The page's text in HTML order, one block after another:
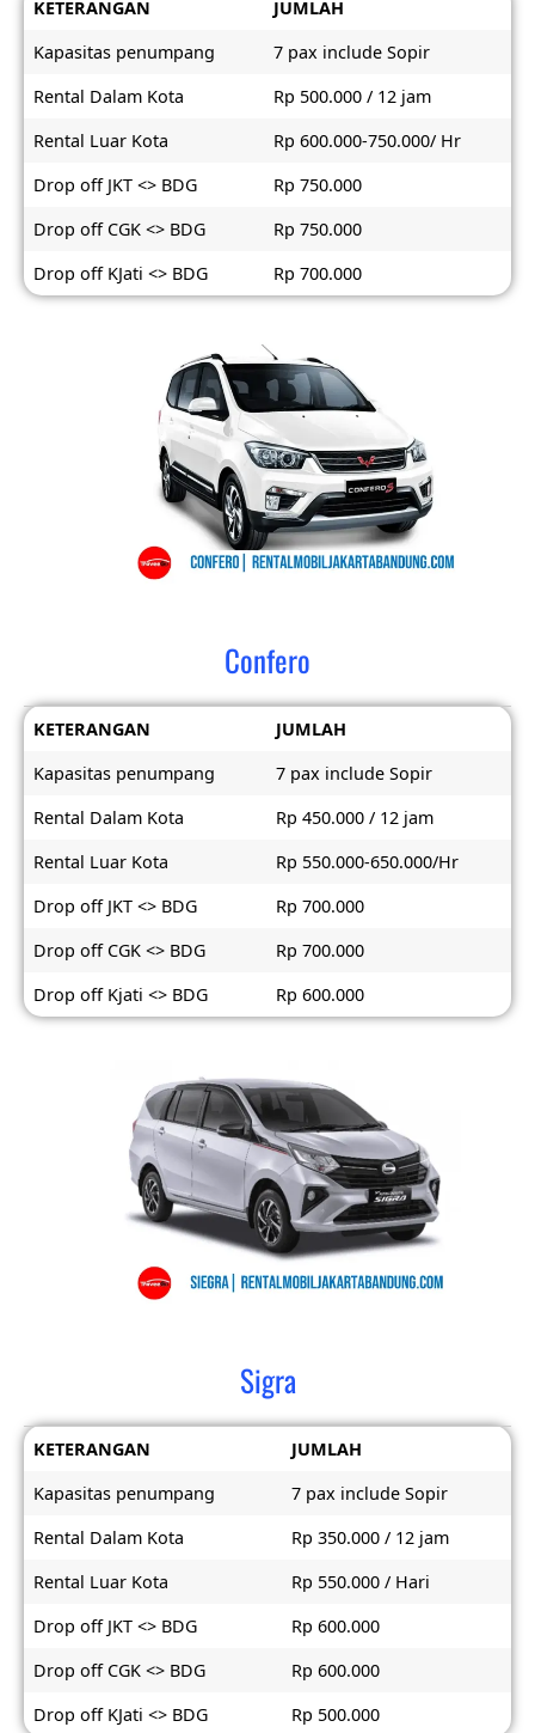
KETERANGAN
JUMLAH
Kapasitas penumpang
7 pax include Sopir
Rental Dalam Kota
Rp 500.000 / 12 jam
Rental Luar Kota
Rp 600.000-750.000/ Hr
Drop off JKT <> BDG
Rp 750.000
Drop off CGK <> BDG
Rp 750.000
Drop off KJati <> BDG
Rp 700.000
Confero
KETERANGAN
JUMLAH
Kapasitas penumpang
7 pax include Sopir
Rental Dalam Kota
Rp 450.000 / 12 jam
Rental Luar Kota
Rp 550.000-650.000/Hr
Drop off JKT <> BDG
Rp 700.000
Drop off CGK <> BDG
Rp 700.000
Drop off Kjati <> BDG
Rp 600.000
Sigra
KETERANGAN
JUMLAH
Kapasitas penumpang
7 pax include Sopir
Rental Dalam Kota
Rp 350.000 / 12 jam
Rental Luar Kota
Rp 550.000 / Hari
Drop off JKT <> BDG
Rp 600.000
Drop off CGK <> BDG
Rp 600.000
Drop off KJati <> BDG
Rp 500.000